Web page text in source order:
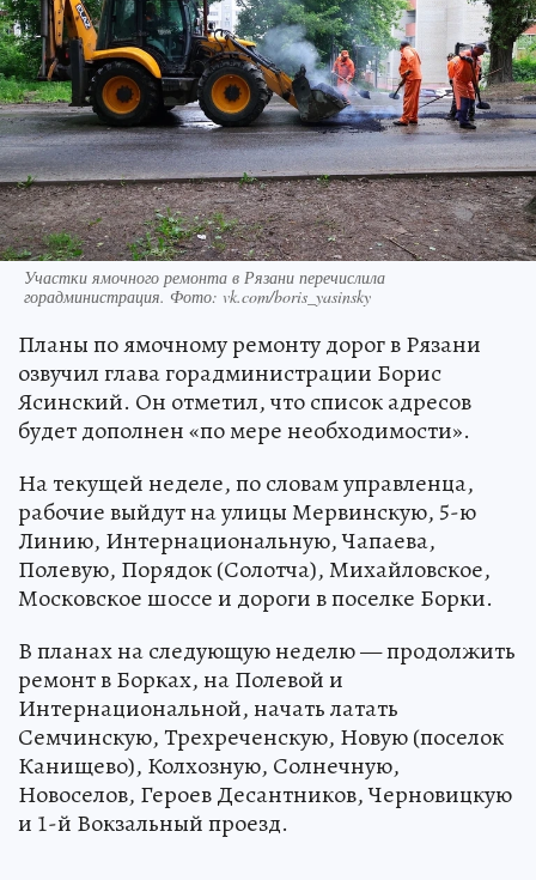
Участки ямочного ремонта в Рязани перечислила
горадминистрация. Фото: vk.com/boris_yasinsky
Планы по ямочному ремонту дорог в Рязани
озвучил глава горадминистрации Борис
Ясинский. Он отметил, что список адресов
будет дополнен «по мере необходимости».
На текущей неделе, по словам управленца,
рабочие выйдут на улицы Мервинскую, 5-ю
Линию, Интернациональную, Чапаева,
Полевую, Порядок (Солотча), Михайловское,
Московское шоссе и дороги в поселке Борки.
В планах на следующую неделю — продолжить
ремонт в Борках, на Полевой и
Интернациональной, начать латать
Семчинскую, Трехреченскую, Новую (поселок
Канищево), Колхозную, Солнечную,
Новоселов, Героев Десантников, Черновицкую
и 1-й Вокзальный проезд.